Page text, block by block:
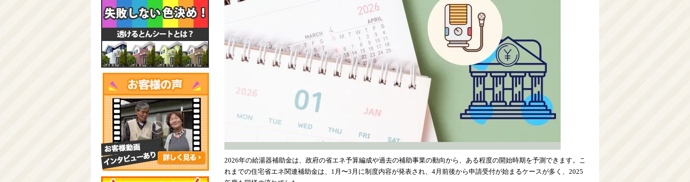
2026年の給湯器補助金は、政府の省エネ予算編成や過去の補助事業の動向から、ある程度の開始時期を予測できます。こ
れまでの住宅省エネ関連補助金は、1月〜3月に制度内容が発表され、4月前後から申請受付が始まるケースが多く、2025